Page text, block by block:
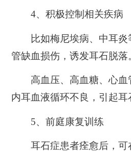
4、积极控制相关疾病
比如梅尼埃病、中耳炎
管缺血损伤，诱发耳石脱落
高血压、高血糖、心血
内耳血液循环不良，引起耳
5、前庭康复训练
耳石症患者痊愈后，可